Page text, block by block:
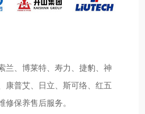
兰、博莱特、寿力、捷豹、神
康普艾、日立、斯可络、红五
修保养售后服务。